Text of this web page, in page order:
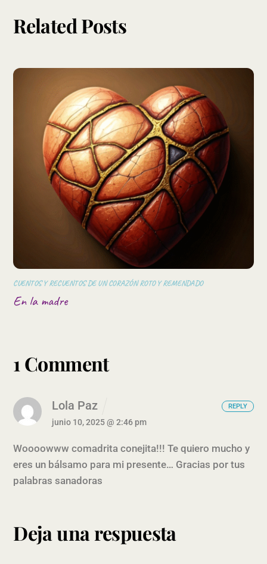
Related Posts
CUENTOS Y RECUENTOS DE UN CORAZÓN ROTO Y REMENDADO
En la madre
1 Comment
Lola Paz
junio 10, 2025 @ 2:46 pm
Woooowww comadrita conejita!!! Te quiero mucho y
eres un bálsamo para mi presente… Gracias por tus
palabras sanadoras
REPLY
Deja una respuesta